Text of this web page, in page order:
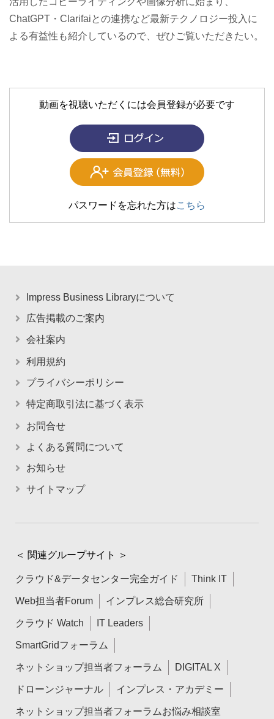
ChatGPT・Clarifaiとの連携など最新テクノロジー投入に
よる有益性も紹介しているので、ぜひご覧いただきたい。
動画を視聴いただくには会員登録が必要です
パスワードを忘れた方はこちら
Impress Business Libraryについて
広告掲載のご案内
会社案内
利用規約
プライバシーポリシー
特定商取引法に基づく表示
お問合せ
よくある質問について
お知らせ
サイトマップ
＜ 関連グループサイト ＞
クラウド&データセンター完全ガイド Think IT
Web担当者Forum インプレス総合研究所
クラウド Watch IT Leaders
SmartGridフォーラム
ネットショップ担当者フォーラム DIGITAL X
ドローンジャーナル インプレス・アカデミー
ネットショップ担当者フォーラムお悩み相談室